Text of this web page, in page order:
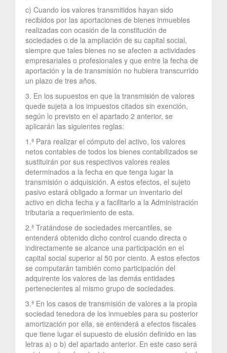
c) Cuando los valores transmitidos hayan sido
recibidos por las aportaciones de bienes inmuebles
realizadas con ocasión de la constitución de
sociedades o de la ampliación de su capital social,
siempre que tales bienes no se afecten a actividades
empresariales o profesionales y que entre la fecha de
aportación y la de transmisión no hubiera transcurrido
un plazo de tres años.
3. En los supuestos en que la transmisión de valores
quede sujeta a los impuestos citados sin exención,
según lo previsto en el apartado 2 anterior, se
aplicarán las siguientes reglas:
1.ª Para realizar el cómputo del activo, los valores
netos contables de todos los bienes contabilizados se
sustituirán por sus respectivos valores reales
determinados a la fecha en que tenga lugar la
transmisión o adquisición. A estos efectos, el sujeto
pasivo estará obligado a formar un inventario del
activo en dicha fecha y a facilitarlo a la Administración
tributaria a requerimiento de esta.
2.ª Tratándose de sociedades mercantiles, se
entenderá obtenido dicho control cuando directa o
indirectamente se alcance una participación en el
capital social superior al 50 por ciento. A estos efectos
se computarán también como participación del
adquirente los valores de las demás entidades
pertenecientes al mismo grupo de sociedades.
3.ª En los casos de transmisión de valores a la propia
sociedad tenedora de los inmuebles para su posterior
amortización por ella, se entenderá a efectos fiscales
que tiene lugar el supuesto de elusión definido en las
letras a) o b) del apartado anterior. En este caso será